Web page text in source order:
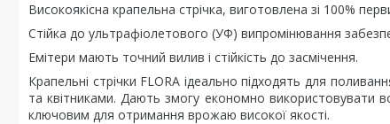
Високоякісна крапельна стрічка, виготовлена зі 100%
Стійка до ультрафіолетового (УФ) випромінювання
Емітери мають точний вилив і стійкість до засмічення.
Крапельні стрічки FLORA ідеально підходять для
та квітниками. Дають змогу економно використовувати
ключовим для отримання врожаю високої якості.